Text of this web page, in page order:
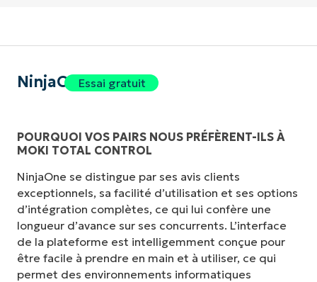
NinjaOneEssai gratuit
POURQUOI VOS PAIRS NOUS PRÉFÈRENT-ILS À
MOKI TOTAL CONTROL
NinjaOne se distingue par ses avis clients
exceptionnels, sa facilité d’utilisation et ses options
d’intégration complètes, ce qui lui confère une
longueur d’avance sur ses concurrents. L’interface
de la plateforme est intelligemment conçue pour
être facile à prendre en main et à utiliser, ce qui
permet des environnements informatiques